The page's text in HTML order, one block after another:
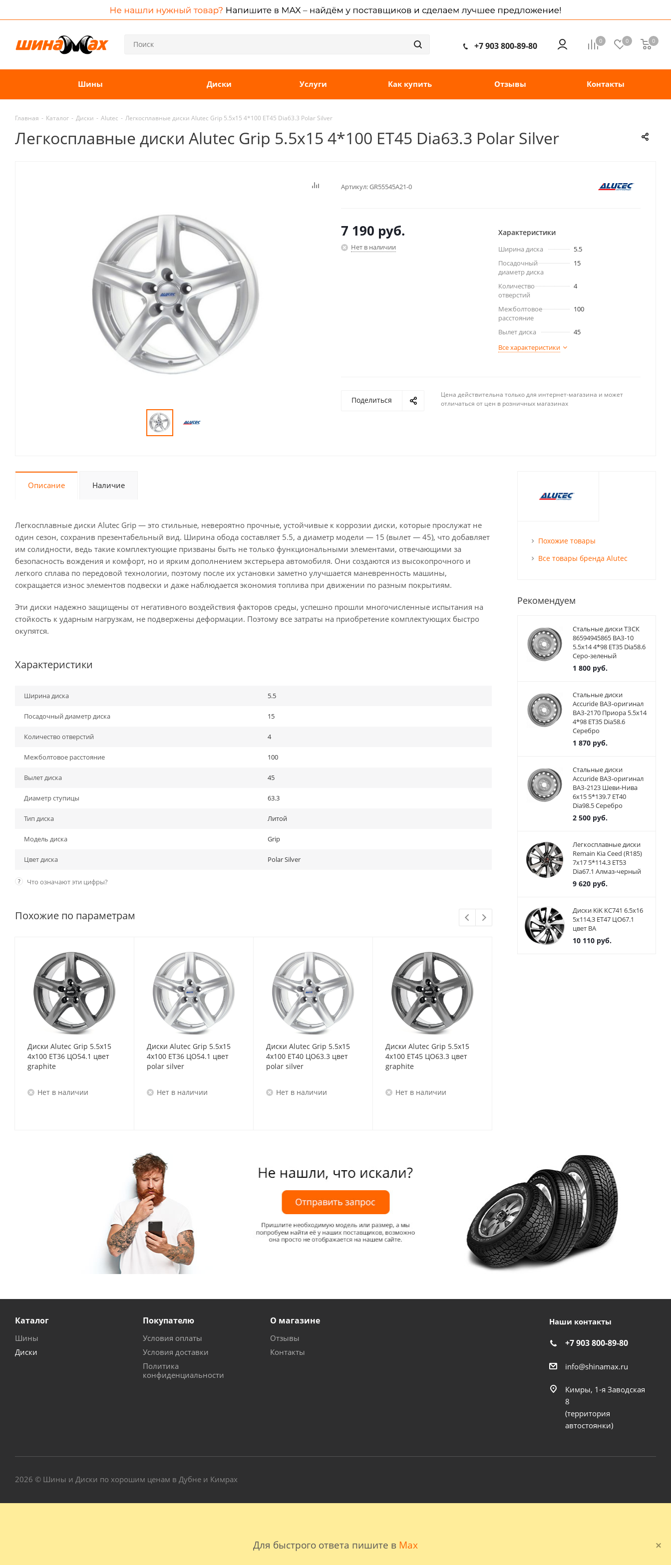
Для быстрого ответа пишите в Max
0 0 0
+7 903 800-89-80
Шины Диски Услуги Как купить Отзывы Контакты
Главная - Каталог - Диски - Alutec - Легкосплавные диски Alutec Grip 5.5x15 4*100 ET45 Dia63.3 Polar Silver
Легкосплавные диски Alutec Grip 5.5x15 4*100 ET45 Dia63.3 Polar Silver
Артикул:GR55545A21-0
7 190 руб.
Нет в наличии
Характеристики
Ширина диска
5.5
Посадочный
диаметр диска
15
Количество
отверстий
4
Межболтовое
расстояние
100
Вылет диска
45
Все характеристики
Поделиться
Цена действительна только для интернет-магазина и может
отличаться от цен в розничных магазинах
Описание Наличие
Легкосплавные диски Alutec Grip — это стильные, невероятно прочные, устойчивые к коррозии диски, которые прослужат не
один сезон, сохранив презентабельный вид. Ширина обода составляет 5.5, а диаметр модели — 15 (вылет — 45), что добавляет
им солидности, ведь такие комплектующие призваны быть не только функциональными элементами, отвечающими за
безопасность вождения и комфорт, но и ярким дополнением экстерьера автомобиля. Они создаются из высокопрочного и
легкого сплава по передовой технологии, поэтому после их установки заметно улучшается маневренность машины,
сокращается износ элементов подвески и даже наблюдается экономия топлива при движении по разным покрытиям.
Эти диски надежно защищены от негативного воздействия факторов среды, успешно прошли многочисленные испытания на
стойкость к ударным нагрузкам, не подвержены деформации. Поэтому все затраты на приобретение комплектующих быстро
окупятся.
Характеристики
Ширина диска 5.5
Посадочный диаметр диска 15
Количество отверстий 4
Межболтовое расстояние 100
Вылет диска 45
Диаметр ступицы 63.3
Тип диска Литой
Модель диска Grip
Цвет диска Polar Silver
? Что означают эти цифры?
Похожие по параметрам
Диски Alutec Grip 5.5x15
4x100 ET36 ЦО54.1 цвет
graphite
Нет в наличии
Диски Alutec Grip 5.5x15
4x100 ET36 ЦО54.1 цвет
polar silver
Нет в наличии
Диски Alutec Grip 5.5x15
4x100 ET40 ЦО63.3 цвет
polar silver
Нет в наличии
Диски Alutec Grip 5.5x15
4x100 ET45 ЦО63.3 цвет
graphite
Нет в наличии
Похожие товары
Все товары бренда Alutec
Рекомендуем
Стальные диски ТЗСК
86594945865 ВАЗ-10
5.5x14 4*98 ET35 Dia58.6
Серо-зеленый
1 800руб.
Стальные диски
Accuride ВАЗ-оригинал
ВАЗ-2170 Приора 5.5x14
4*98 ET35 Dia58.6
Серебро
1 870руб.
Стальные диски
Accuride ВАЗ-оригинал
ВАЗ-2123 Шеви-Нива
6x15 5*139.7 ET40
Dia98.5 Серебро
2 500руб.
Легкосплавные диски
Remain Kia Ceed (R185)
7x17 5*114.3 ET53
Dia67.1 Алмаз-черный
9 620руб.
Диски KiK КС741 6.5x16
5x114,3 ET47 ЦО67.1
цвет BA
10 110руб.
Каталог
Шины
Диски
Покупателю
Условия оплаты
Условия доставки
Политика
конфиденциальности
О магазине
Отзывы
Контакты
Наши контакты
+7 903 800-89-80
info@shinamax.ru
Кимры, 1-я Заводская
8
(территория
автостоянки)
2026 © Шины и Диски по хорошим ценам в Дубне и Кимрах